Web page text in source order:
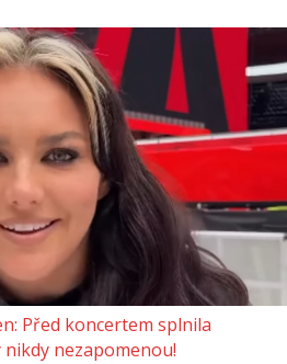
Před koncertem splnila
nezapomenou!